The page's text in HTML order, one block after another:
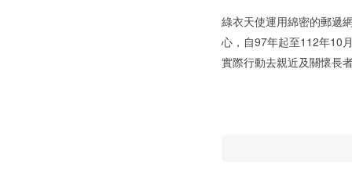
綠衣天使運用綿密的郵遞
心，自97年起至112年10
實際行動去親近及關懷長